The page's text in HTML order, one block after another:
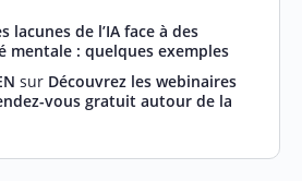
lacunes de l’IA face à des
mentale : quelques exemples
sur Découvrez les webinaires
vous gratuit autour de la